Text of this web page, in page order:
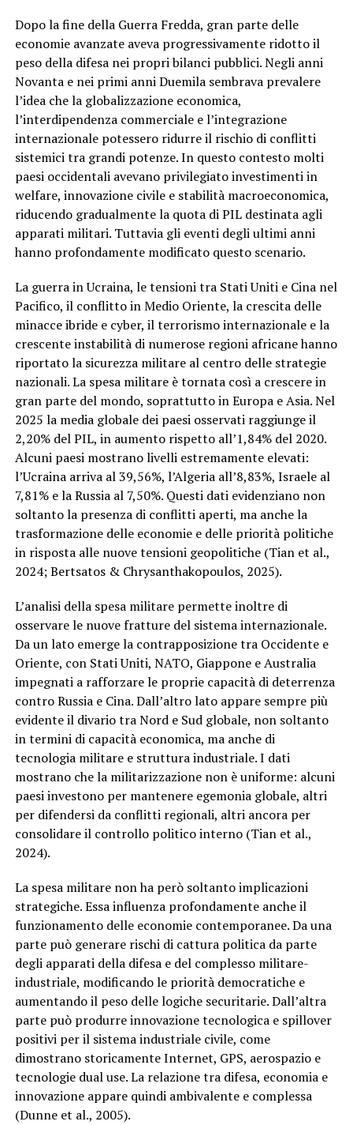
Dopo la fine della Guerra Fredda, gran parte delle
economie avanzate aveva progressivamente ridotto il
peso della difesa nei propri bilanci pubblici. Negli anni
Novanta e nei primi anni Duemila sembrava prevalere
l’idea che la globalizzazione economica,
l’interdipendenza commerciale e l’integrazione
internazionale potessero ridurre il rischio di conflitti
sistemici tra grandi potenze. In questo contesto molti
paesi occidentali avevano privilegiato investimenti in
welfare, innovazione civile e stabilità macroeconomica,
riducendo gradualmente la quota di PIL destinata agli
apparati militari. Tuttavia gli eventi degli ultimi anni
hanno profondamente modificato questo scenario.
La guerra in Ucraina, le tensioni tra Stati Uniti e Cina nel
Pacifico, il conflitto in Medio Oriente, la crescita delle
minacce ibride e cyber, il terrorismo internazionale e la
crescente instabilità di numerose regioni africane hanno
riportato la sicurezza militare al centro delle strategie
nazionali. La spesa militare è tornata così a crescere in
gran parte del mondo, soprattutto in Europa e Asia. Nel
2025 la media globale dei paesi osservati raggiunge il
2,20% del PIL, in aumento rispetto all’1,84% del 2020.
Alcuni paesi mostrano livelli estremamente elevati:
l’Ucraina arriva al 39,56%, l’Algeria all’8,83%, Israele al
7,81% e la Russia al 7,50%. Questi dati evidenziano non
soltanto la presenza di conflitti aperti, ma anche la
trasformazione delle economie e delle priorità politiche
in risposta alle nuove tensioni geopolitiche (Tian et al.,
2024; Bertsatos & Chrysanthakopoulos, 2025).
L’analisi della spesa militare permette inoltre di
osservare le nuove fratture del sistema internazionale.
Da un lato emerge la contrapposizione tra Occidente e
Oriente, con Stati Uniti, NATO, Giappone e Australia
impegnati a rafforzare le proprie capacità di deterrenza
contro Russia e Cina. Dall’altro lato appare sempre più
evidente il divario tra Nord e Sud globale, non soltanto
in termini di capacità economica, ma anche di
tecnologia militare e struttura industriale. I dati
mostrano che la militarizzazione non è uniforme: alcuni
paesi investono per mantenere egemonia globale, altri
per difendersi da conflitti regionali, altri ancora per
consolidare il controllo politico interno (Tian et al.,
2024).
La spesa militare non ha però soltanto implicazioni
strategiche. Essa influenza profondamente anche il
funzionamento delle economie contemporanee. Da una
parte può generare rischi di cattura politica da parte
degli apparati della difesa e del complesso militare-
industriale, modificando le priorità democratiche e
aumentando il peso delle logiche securitarie. Dall’altra
parte può produrre innovazione tecnologica e spillover
positivi per il sistema industriale civile, come
dimostrano storicamente Internet, GPS, aerospazio e
tecnologie dual use. La relazione tra difesa, economia e
innovazione appare quindi ambivalente e complessa
(Dunne et al., 2005).